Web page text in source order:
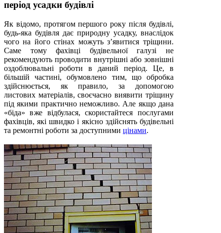
період усадки будівлі
Як відомо, протягом першого року після будівлі,
будь-яка будівля дає природну усадку, внаслідок
чого на його стінах можуть з’явитися тріщини.
Саме тому фахівці будівельної галузі не
рекомендують проводити внутрішні або зовнішні
оздоблювальні роботи в даний період. Це, в
більшій частині, обумовлено тим, що обробка
здійснюється, як правило, за допомогою
листових матеріалів, своєчасно виявити тріщину
під якими практично неможливо. Але якщо дана
«біда» вже відбулася, скористайтеся послугами
фахівців, які швидко і якісно здійснять будівельні
та ремонтні роботи за доступними цінами.